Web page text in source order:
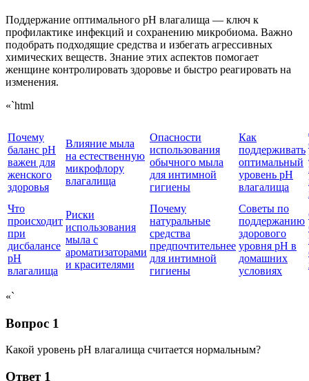
Поддержание оптимального pH влагалища — ключ к
профилактике инфекций и сохранению микробиома. Важно
подобрать подходящие средства и избегать агрессивных
химических веществ. Знание этих аспектов помогает
женщине контролировать здоровье и быстро реагировать на
изменения.
«`html
Почему
баланс pH
важен для
женского
здоровья
Влияние мыла
на естественную
микрофлору
влагалища
Опасности
использования
обычного мыла
для интимной
гигиены
Как
поддерживать
оптимальный
уровень pH
влагалища
Что
происходит
при
дисбалансе
pH
влагалища
Риски
использования
мыла с
ароматизаторами
и красителями
Почему
натуральные
средства
предпочтительнее
для интимной
гигиены
Советы по
поддержанию
здорового
уровня pH в
домашних
условиях
«`
Вопрос 1
Какой уровень pH влагалища считается нормальным?
Ответ 1